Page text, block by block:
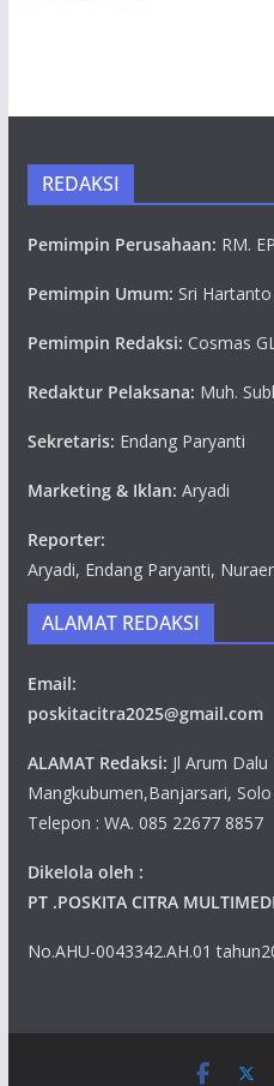
REDAKSI
Pemimpin Perusahaan: RM.
Pemimpin Umum: Sri Hartanto
Pemimpin Redaksi: Cosmas
Redaktur Pelaksana: Muh.
Sekretaris: Endang Paryanti
Marketing & Iklan: Aryadi
Reporter:
Aryadi, Endang Paryanti,
ALAMAT REDAKSI
Email:
poskitacitra2025@gmail.com
ALAMAT Redaksi: Jl Arum
Mangkubumen,Banjarsari, Solo
Telepon : WA. 085 22677 8857
Dikelola oleh :
PT .POSKITA CITRA
No.AHU-0043342.AH.01